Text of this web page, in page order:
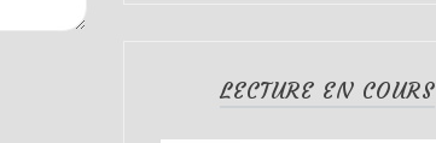
LECTURE EN COURS